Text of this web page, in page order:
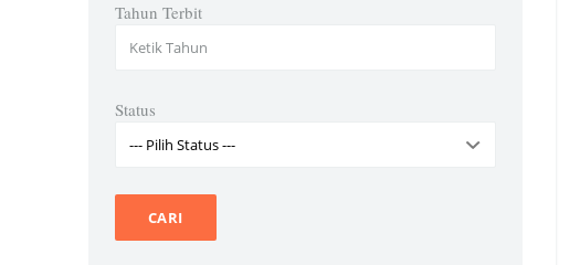
Tahun Terbit
Status